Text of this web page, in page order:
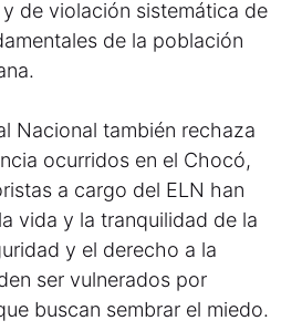
de violación sistemática de
de la población
Nacional también rechaza
ocurridos en el Chocó,
a cargo del ELN han
vida y la tranquilidad de la
y el derecho a la
ser vulnerados por
buscan sembrar el miedo.